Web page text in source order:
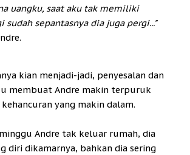
uangku, saat aku tak memiliki
sudah sepantasnya dia juga pergi..."
kian menjadi-jadi, penyesalan dan
membuat Andre makin terpuruk
yang makin dalam.
Andre tak keluar rumah, dia
diri dikamarnya, bahkan dia sering